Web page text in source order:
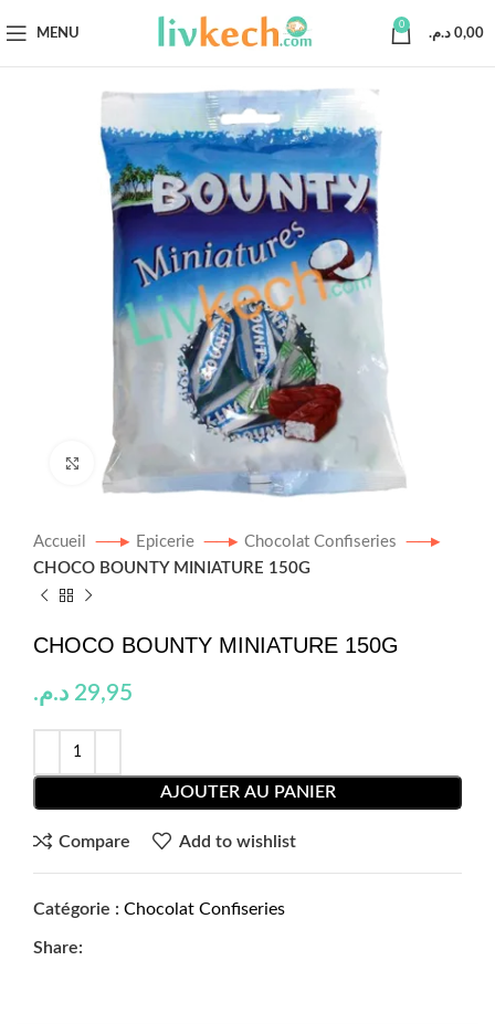
MENU
0
0,00 د.م.
Click to enlarge
Accueil Epicerie
Chocolat Confiseries
CHOCO BOUNTY MINIATURE 150G
CHOCO BOUNTY MINIATURE 150G
29,95 د.م.
AJOUTER AU PANIER
Compare Add to wishlist
Catégorie : Chocolat Confiseries
Share: